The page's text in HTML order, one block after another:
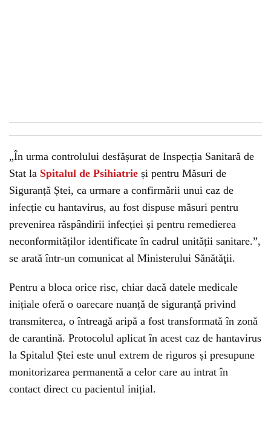
„În urma controlului desfășurat de Inspecția Sanitară de
Stat la Spitalul de Psihiatrie și pentru Măsuri de
Siguranță Ștei, ca urmare a confirmării unui caz de
infecție cu hantavirus, au fost dispuse măsuri pentru
prevenirea răspândirii infecției și pentru remedierea
neconformităților identificate în cadrul unității sanitare.”,
se arată într-un comunicat al Ministerului Sănătăţii.
Pentru a bloca orice risc, chiar dacă datele medicale
inițiale oferă o oarecare nuanță de siguranță privind
transmiterea, o întreagă aripă a fost transformată în zonă
de carantină. Protocolul aplicat în acest caz de hantavirus
la Spitalul Ștei este unul extrem de riguros și presupune
monitorizarea permanentă a celor care au intrat în
contact direct cu pacientul inițial.